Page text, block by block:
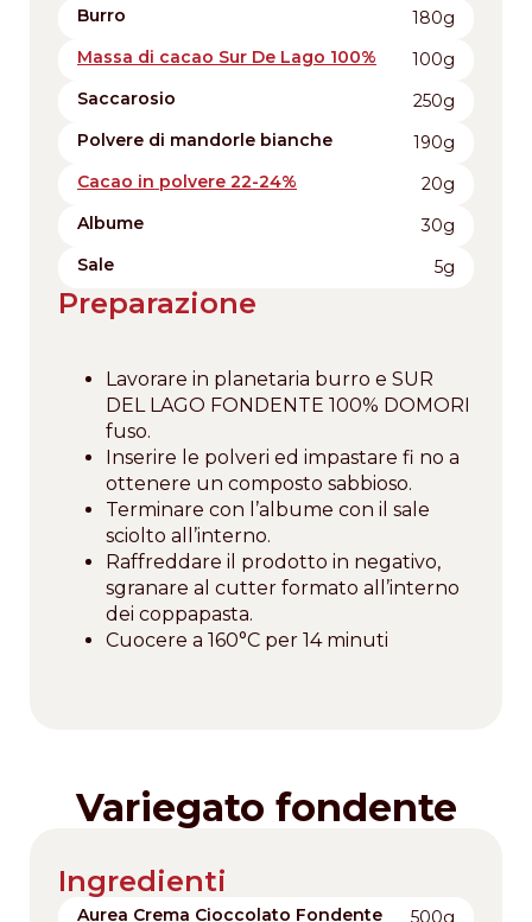
Burro
180g
Massa di cacao Sur De Lago 100%
100g
Saccarosio
250g
Polvere di mandorle bianche
190g
Cacao in polvere 22-24%
20g
Albume
30g
Sale
5g
Preparazione
Lavorare in planetaria burro e SUR
DEL LAGO FONDENTE 100% DOMORI
fuso.
Inserire le polveri ed impastare fi no a
ottenere un composto sabbioso.
Terminare con l’albume con il sale
sciolto all’interno.
Raffreddare il prodotto in negativo,
sgranare al cutter formato all’interno
dei coppapasta.
Cuocere a 160°C per 14 minuti
Variegato fondente
Ingredienti
Aurea Crema Cioccolato Fondente 500g